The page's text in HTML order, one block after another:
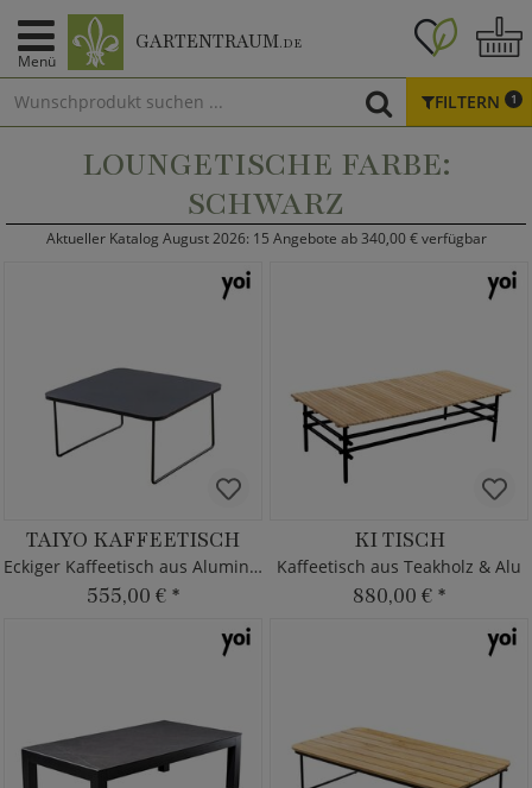
Menü
GARTENTRAUM.DE
FILTERN 1
LOUNGETISCHE FARBE:
SCHWARZ
Aktueller Katalog August 2026: 15 Angebote ab 340,00 € verfügbar
TAIYO KAFFEETISCH
Eckiger Kaffeetisch aus Aluminium
555,00 € *
KI TISCH
Kaffeetisch aus Teakholz & Alu
880,00 € *